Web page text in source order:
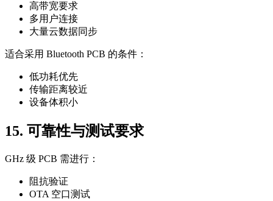
高带宽要求
多用户连接
大量云数据同步
适合采用 Bluetooth PCB 的条件：
低功耗优先
传输距离较近
设备体积小
15. 可靠性与测试要求
GHz 级 PCB 需进行：
阻抗验证
OTA 空口测试